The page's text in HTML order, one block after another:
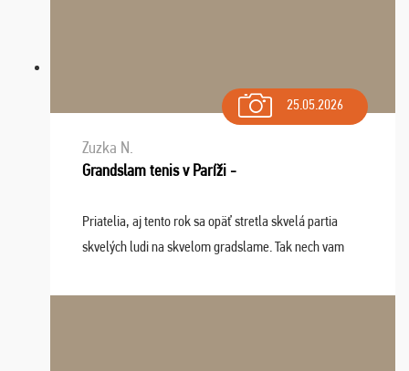
25.05.2026
Zuzka N.
Grandslam tenis v Paríži -
Priatelia, aj tento rok sa opäť stretla skvelá partia
skvelých ludi na skvelom gradslame. Tak nech vam
sa na budúci rok. Prajem vam este veľa ta ...